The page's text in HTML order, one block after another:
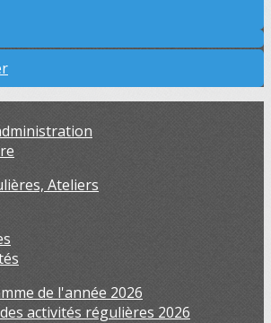
Ateliers
de l'année 2026
activités régulières 2026